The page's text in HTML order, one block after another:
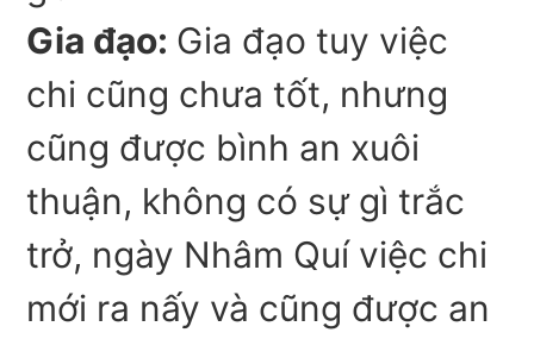
Gia đạo: Gia đạo tuy việc
chi cũng chưa tốt, nhưng
cũng được bình an xuôi
thuận, không có sự gì trắc
trở, ngày Nhâm Quí việc chi
mới ra nấy và cũng được an